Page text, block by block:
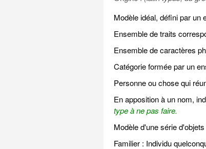
Modèle idéal, défini par un
Ensemble de traits
Ensemble de caractères
Catégorie formée par un
Personne ou chose qui
En apposition à un nom,
type à ne pas faire.
Modèle d'une série
Familier : Individu